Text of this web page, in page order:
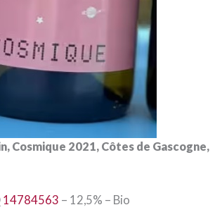
Cosmique 2021, Côtes de Gascogne,
14784563 – 12,5% – Bio